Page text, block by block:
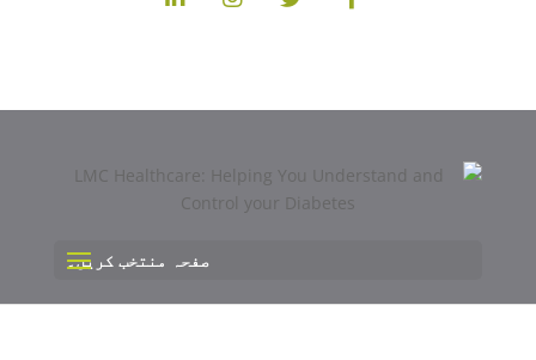
صفحہ منتخب کریں۔